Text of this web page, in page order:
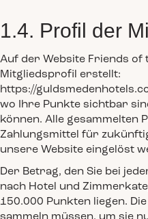
1.4. Profil der
Auf der Website Friends of
Mitgliedsprofil erstellt:
https://
wo Ihre Punkte sichtbar
können. Alle gesammelten
Zahlungsmittel für
unsere Website eingelöst
Der Betrag, den Sie bei
nach Hotel und
150.000 Punkten liegen.